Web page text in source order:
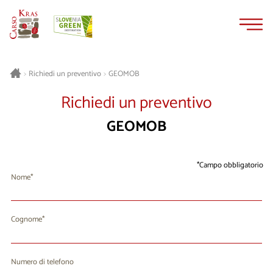
> Richiedi un preventivo> GEOMOB
Richiedi un preventivo
GEOMOB
Campo obbligatorio
Nome
Cognome
Numero di telefono